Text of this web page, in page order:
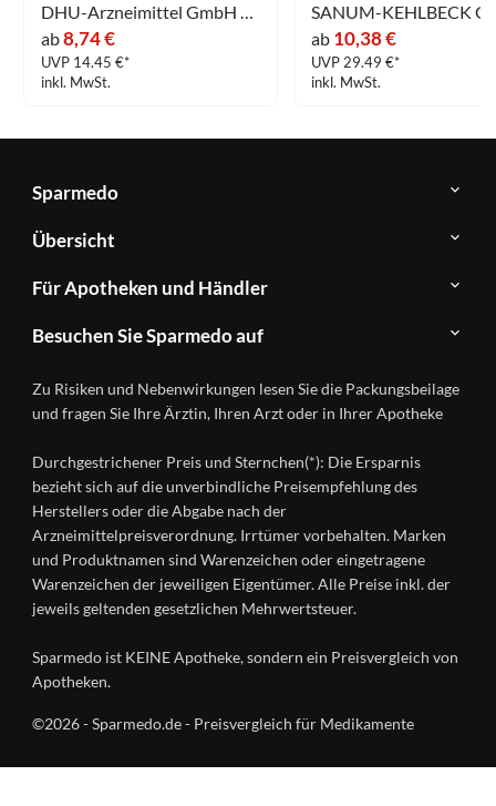
DHU-Arzneimittel GmbH & Co. KG
ab8,74 €
UVP 14.45 €*
inkl. MwSt.
ab 10,38 €
UVP 29.49 €*
inkl. MwSt.
Sparmedo
Über
Sparmedo
FAQ
Kontakt
Datenschutz
Nutzungsbedingungen
Übersicht
Herstellerverzeichnis
Produkte
A-
Ratgeber
Wirkstoffe
Gesundheitsmagazin
Für Apotheken und Händler
&
Händlerlogin
Besuchen Sie Sparmedo auf
Instagram
Zu Risiken und Nebenwirkungen lesen Sie die Packungsbeilage
und fragen Sie Ihre Ärztin, Ihren Arzt oder in Ihrer Apotheke
Durchgestrichener Preis und Sternchen(*): Die Ersparnis
bezieht sich auf die unverbindliche Preisempfehlung des
Herstellers oder die Abgabe nach der
Arzneimittelpreisverordnung. Irrtümer vorbehalten. Marken
und Produktnamen sind Warenzeichen oder eingetragene
Warenzeichen der jeweiligen Eigentümer. Alle Preise inkl. der
jeweils geltenden gesetzlichen Mehrwertsteuer.
Sparmedo ist KEINE Apotheke, sondern ein Preisvergleich von
Apotheken.
©2026 - Sparmedo.de - Preisvergleich für Medikamente